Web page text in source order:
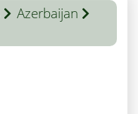
Azerbaijan